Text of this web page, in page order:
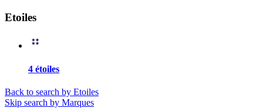
Etoiles
4 étoiles
Back to search by Etoiles
Skip search by Marques